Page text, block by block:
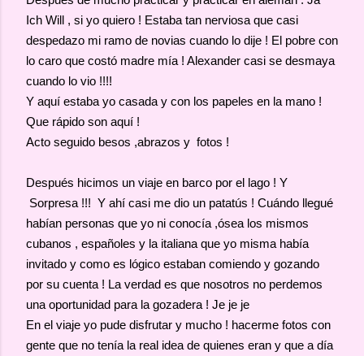
Ich Will , si yo quiero ! Estaba tan nerviosa que casi
despedazo mi ramo de novias cuando lo dije ! El pobre con
lo caro que costó madre mía ! Alexander casi se desmaya
cuando lo vio !!!!
Y aquí estaba yo casada y con los papeles en la mano !
Que rápido son aquí !
Acto seguido besos ,abrazos y fotos !
Después hicimos un viaje en barco por el lago ! Y
Sorpresa !!! Y ahí casi me dio un patatús ! Cuándo llegué
habían personas que yo ni conocía ,ósea los mismos
cubanos , españoles y la italiana que yo misma había
invitado y como es lógico estaban comiendo y gozando
por su cuenta ! La verdad es que nosotros no perdemos
una oportunidad para la gozadera ! Je je je
En el viaje yo pude disfrutar y mucho ! hacerme fotos con
gente que no tenía la real idea de quienes eran y que a día